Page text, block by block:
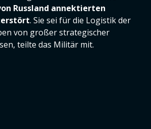
Russland annektierten
. Sie sei für die Logistik der
von großer strategischer
teilte das Militär mit.